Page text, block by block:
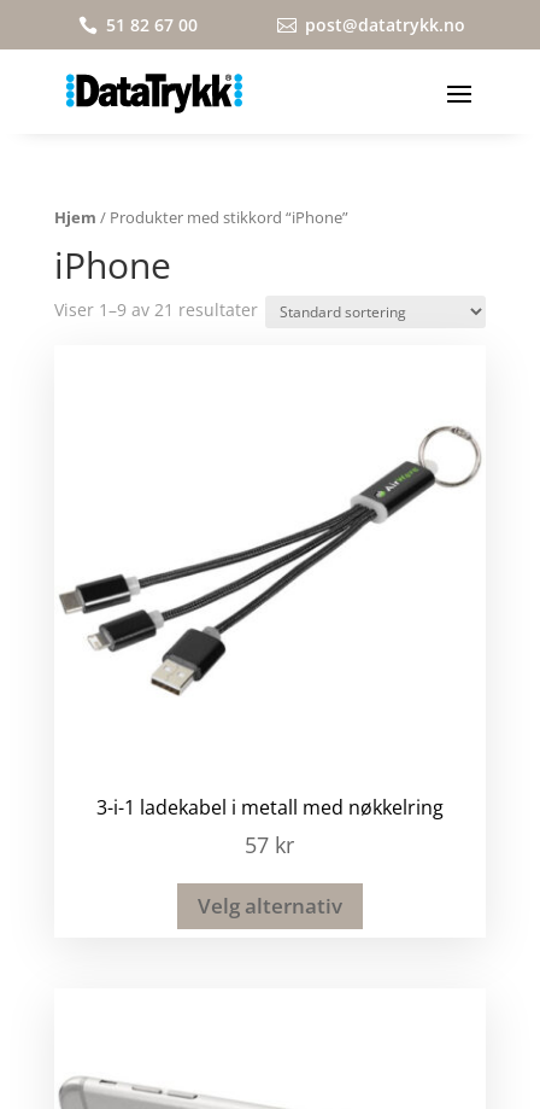
 51 82 67 00  post@datatrykk.no
Hjem / Produkter med stikkord “iPhone”
iPhone
Viser 1–9 av 21 resultater
3-i-1 ladekabel i metall med nøkkelring
57 kr
Velg alternativ